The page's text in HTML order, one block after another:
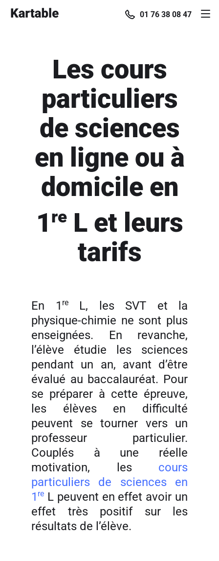
01 76 38 08 47
Les cours
particuliers
de sciences
en ligne ou à
domicile en
1 reL et leurs
tarifs
En 1 reL, les SVT et la
physique-chimie ne sont plus
enseignées. En revanche,
l’élève étudie les sciences
pendant un an, avant d’être
évalué au baccalauréat. Pour
se préparer à cette épreuve,
les élèves en difficulté
peuvent se tourner vers un
professeur particulier.
Couplés à une réelle
motivation, les cours
particuliers de sciences en
1 re L peuvent en effet avoir un
effet très positif sur les
résultats de l’élève.